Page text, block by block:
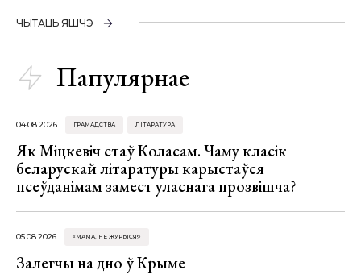
ЧЫТАЦЬ ЯШЧЭ
Папулярнае
04.08.2026 ГРАМАДСТВА ЛІТАРАТУРА
Як Міцкевіч стаў Коласам. Чаму класік
беларускай літаратуры карыстаўся
псеўданімам замест уласнага прозвішча?
05.08.2026 «МАМА, НЕ ЖУРЫСЯ!»
Залегчы на дно ў Крыме